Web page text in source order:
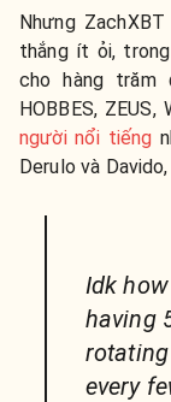
Nhưng
thắng ít ỏi,
cho hàng trăm
HOBBES,
người nổi tiếng
Derulo và
Idk
having
every